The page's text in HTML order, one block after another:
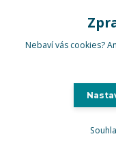
Nebaví vás cookies?